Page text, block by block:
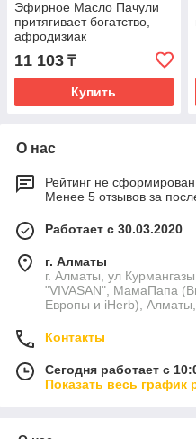
Эфирное Масло Пачули
притягивает богатство,
афродизиак
11 103 ₸
Купить
О нас
Рейтинг не сформирован
Менее 5 отзывов за
Работает с 30.03.2020
г. Алматы
г. Алматы, ул
"VIVASAN", МамаПапа
Европы и iHerb), Алматы,
Контакты
Сегодня работает с
Показать весь график